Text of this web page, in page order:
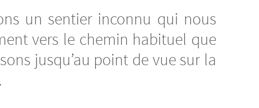
un sentier inconnu qui nous
vers le chemin habituel que
jusqu’au point de vue sur la